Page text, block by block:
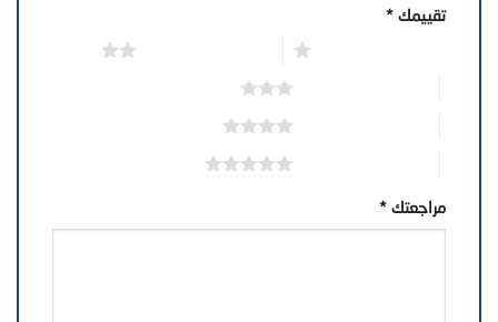
تقييمك *
مراجعتك *